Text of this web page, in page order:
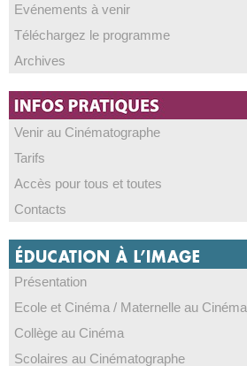
Evénements à venir
Téléchargez le programme
Archives
Venir au Cinématographe
Tarifs
Accès pour tous et toutes
Contacts
Présentation
Ecole et Cinéma / Maternelle au Cinéma
Collège au Cinéma
Scolaires au Cinématographe